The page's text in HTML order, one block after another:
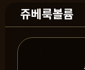
쥬베룩볼륨